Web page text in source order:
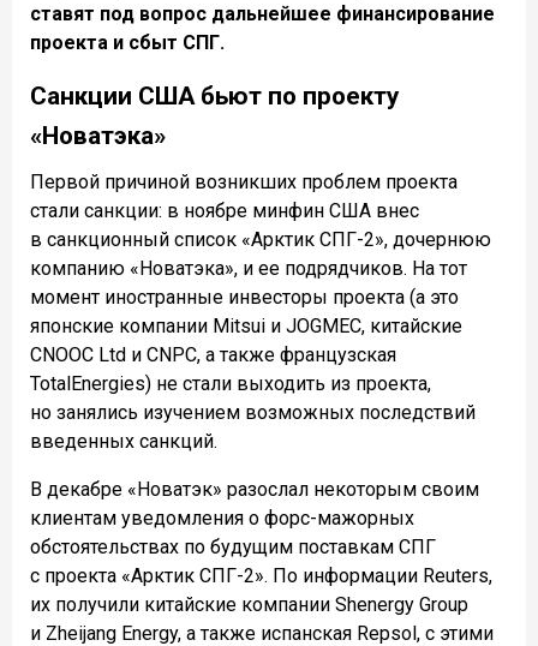
ставят под вопрос дальнейшее финансирование
проекта и сбыт СПГ.
Санкции США бьют по проекту
«Новатэка»
Первой причиной возникших проблем проекта
стали санкции: в ноябре минфин США внес
в санкционный список «Арктик СПГ-2», дочернюю
компанию «Новатэка», и ее подрядчиков. На тот
момент иностранные инвесторы проекта (а это
японские компании Mitsui и JOGMEC, китайские
CNOOC Ltd и CNPC, а также французская
TotalEnergies) не стали выходить из проекта,
но занялись изучением возможных последствий
введенных санкций.
В декабре «Новатэк» разослал некоторым своим
клиентам уведомления о форс-мажорных
обстоятельствах по будущим поставкам СПГ
с проекта «Арктик СПГ-2». По информации Reuters,
их получили китайские компании Shenergy Group
и Zheijang Energy, а также испанская Repsol, с этими